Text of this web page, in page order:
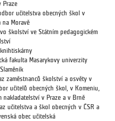
Praze
učitelstva obecných škol v
na Moravě
školství ve Státním pedagogickém
fakulta Masarykovy univerzity
zaměstnanců školství a osvěty v
učitelů obecných škol, v Komeniu,
nakladatelství v Praze a v Brně
učitelstva a škol obecných v ČSR a
obec učitelská